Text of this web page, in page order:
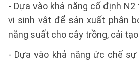
- Dựa vào khả năng cố định
vi sinh vật để sản xuất phân
năng suất cho cây trồng, cải
- Dựa vào khả năng ức chế